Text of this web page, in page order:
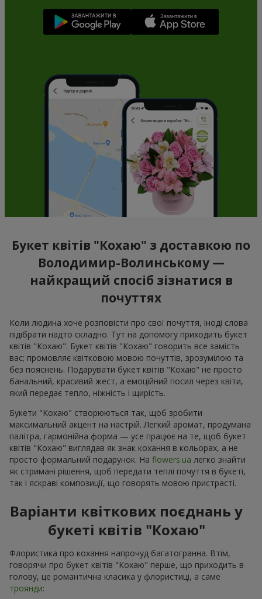
Букет квітів "Кохаю" з доставкою по
Володимир-Волинському —
найкращий спосіб зізнатися в
почуттях
Коли людина хоче розповісти про свої почуття, іноді слова
підібрати надто складно. Тут на допомогу приходить букет
квітів "Кохаю". Букет квітів "Кохаю" говорить все замість
вас; промовляє квітковою мовою почуттів, зрозумілою та
без пояснень. Подарувати букет квітів "Кохаю" не просто
банальний, красивий жест, а емоційний посил через квіти,
який передає тепло, ніжність і щирість.
Букети "Кохаю" створюються так, щоб зробити
максимальний акцент на настрій. Легкий аромат, продумана
палітра, гармонійна форма — усе працює на те, щоб букет
квітів "Кохаю" виглядав як знак кохання в кольорах, а не
просто формальний подарунок. На flowers.ua легко знайти
як стримані рішення, щоб передати теплі почуття в букеті,
так і яскраві композиції, що говорять мовою пристрасті.
Варіанти квіткових поєднань у
букеті квітів "Кохаю"
Флористика про кохання напрочуд багатогранна. Втім,
говорячи про букет квітів "Кохаю" перше, що приходить в
голову, це романтична класика у флористиці, а саме
троянди: